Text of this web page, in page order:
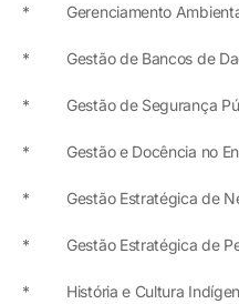
* Gerenciamento
* Gestão de Bancos de
* Gestão de Segurança
* Gestão e Docência no
* Gestão Estratégica de
* Gestão Estratégica de
* História e Cultura